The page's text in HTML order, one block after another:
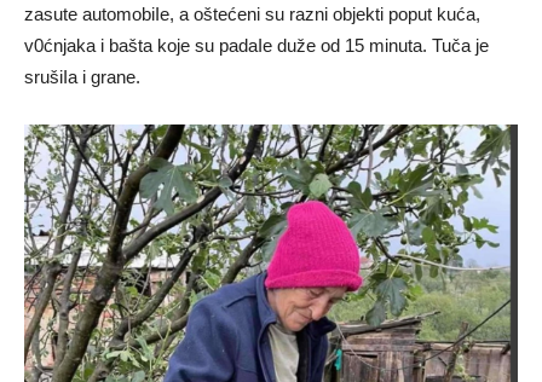
zasute automobiIe, a oštećeni su razni objekti poput kuća,
v0ćnjaka i bašta koje su padaIe duže od 15 minuta. Tuča je
srušiIa i grane.